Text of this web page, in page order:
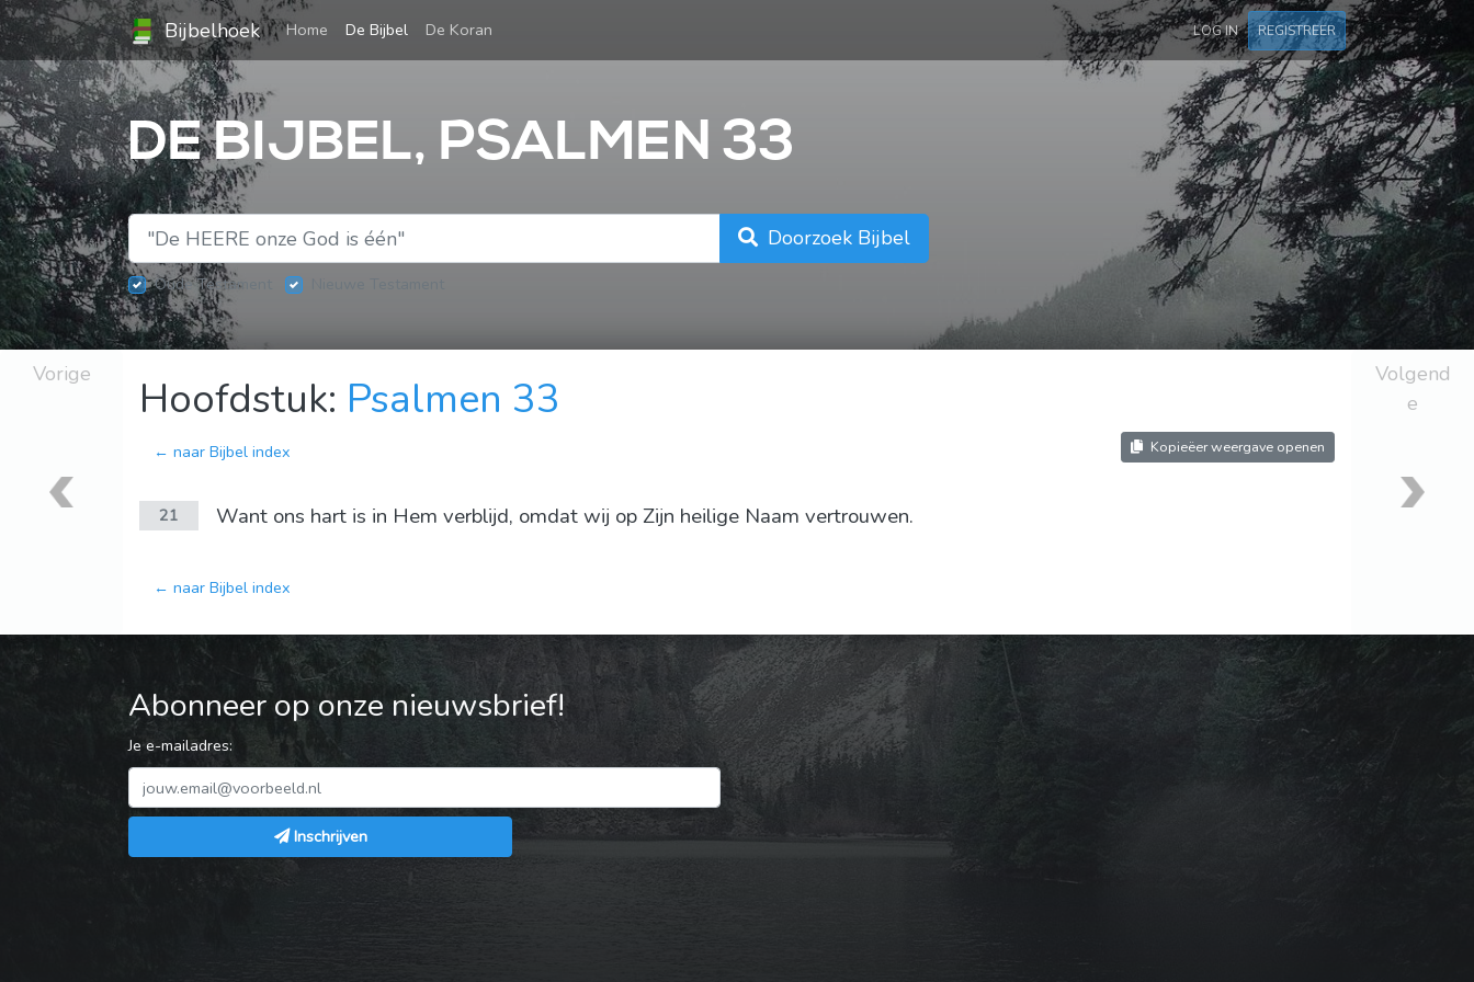
Bijbelhoek Home (current)
De Bijbel De Koran LOG IN REGISTREER
DE BIJBEL, PSALMEN 33
Doorzoek Bijbel
Oude Testament
Vorige Hoofdstuk: Psalmen 33
← naar Bijbel index Kopieëer weergave openen
21 Want ons hart is in Hem verblijd, omdat wij op Zijn heilige Naam vertrouwen.
← naar Bijbel index
Volgend
e
Abonneer op onze nieuwsbrief!
Je e-mailadres:
Inschrijven